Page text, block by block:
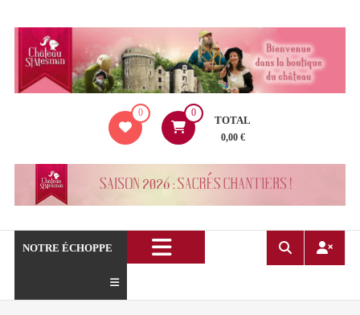
contenu
de
Mesmin
0 0
TOTAL
0,00 €
NOTRE ÉCHOPPE